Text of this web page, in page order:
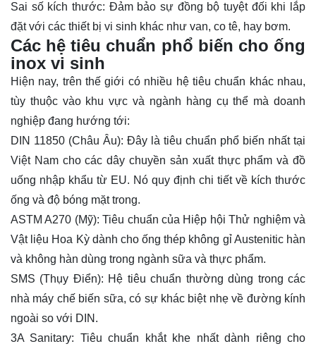
Sai số kích thước: Đảm bảo sự đồng bộ tuyệt đối khi lắp
đặt với các thiết bị vi sinh khác như van, co tê, hay bơm.
Các hệ tiêu chuẩn phổ biến cho ống
inox vi sinh
Hiện nay, trên thế giới có nhiều hệ tiêu chuẩn khác nhau,
tùy thuộc vào khu vực và ngành hàng cụ thể mà doanh
nghiệp đang hướng tới:
DIN 11850 (Châu Âu): Đây là tiêu chuẩn phổ biến nhất tại
Việt Nam cho các dây chuyền sản xuất thực phẩm và đồ
uống nhập khẩu từ EU. Nó quy định chi tiết về kích thước
ống và độ bóng mặt trong.
ASTM A270 (Mỹ): Tiêu chuẩn của Hiệp hội Thử nghiệm và
Vật liệu Hoa Kỳ dành cho ống thép không gỉ Austenitic hàn
và không hàn dùng trong ngành sữa và thực phẩm.
SMS (Thụy Điển): Hệ tiêu chuẩn thường dùng trong các
nhà máy chế biến sữa, có sự khác biệt nhẹ về đường kính
ngoài so với DIN.
3A Sanitary: Tiêu chuẩn khắt khe nhất dành riêng cho